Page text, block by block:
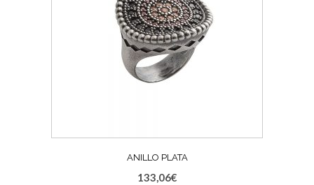
ANILLO PLATA
133,06€